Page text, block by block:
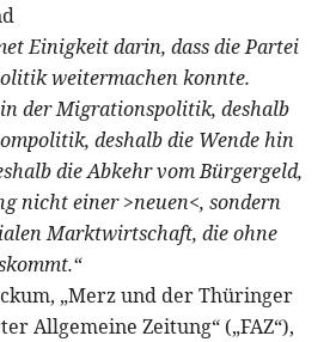
Einigkeit darin, dass die Partei
weitermachen konnte.
der Migrationspolitik, deshalb
deshalb die Wende hin
die Abkehr vom Bürgergeld,
nicht einer >neuen<, sondern
Marktwirtschaft, die ohne
„Merz und der Thüringer
Allgemeine Zeitung“ („FAZ“),